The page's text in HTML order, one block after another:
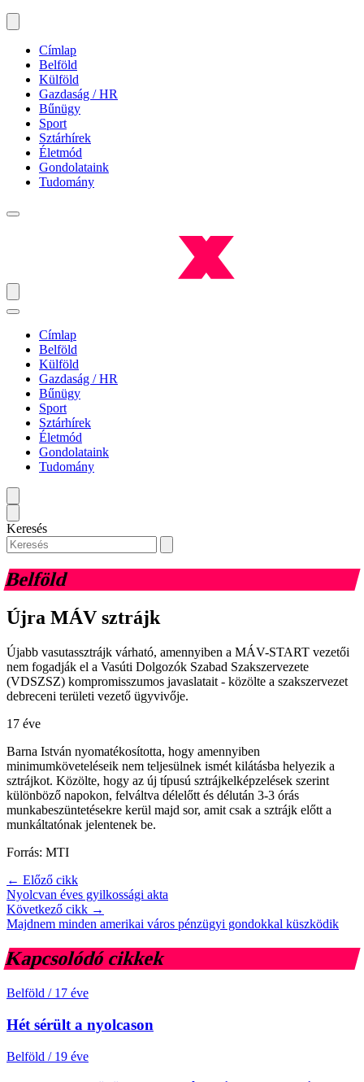
Címlap
Belföld
Külföld
Gazdaság / HR
Bűnügy
Sport
Sztárhírek
Életmód
Gondolataink
Tudomány
Címlap
Belföld
Külföld
Gazdaság / HR
Bűnügy
Sport
Sztárhírek
Életmód
Gondolataink
Tudomány
Keresés
Belföld
Újra MÁV sztrájk
Újabb vasutassztrájk várható, amennyiben a MÁV-START vezetői
nem fogadják el a Vasúti Dolgozók Szabad Szakszervezete
(VDSZSZ) kompromisszumos javaslatait - közölte a szakszervezet
debreceni területi vezető ügyvivője.
17 éve
Barna István nyomatékosította, hogy amennyiben
minimumköveteléseik nem teljesülnek ismét kilátásba helyezik a
sztrájkot. Közölte, hogy az új típusú sztrájkelképzelések szerint
különböző napokon, felváltva délelőtt és délután 3-3 órás
munkabeszüntetésekre kerül majd sor, amit csak a sztrájk előtt a
munkáltatónak jelentenek be.
Forrás: MTI
← Előző cikk
Nyolcvan éves gyilkossági akta
Következő cikk →
Majdnem minden amerikai város pénzügyi gondokkal küszködik
Kapcsolódó cikkek
Belföld / 17 éve
Hét sérült a nyolcason
Belföld / 19 éve